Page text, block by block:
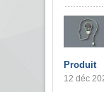
Produit
12 déc